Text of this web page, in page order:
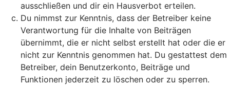
ausschließen und dir ein Hausverbot erteilen.
Du nimmst zur Kenntnis, dass der Betreiber keine
Verantwortung für die Inhalte von Beiträgen
übernimmt, die er nicht selbst erstellt hat oder die er
nicht zur Kenntnis genommen hat. Du gestattest dem
Betreiber, dein Benutzerkonto, Beiträge und
Funktionen jederzeit zu löschen oder zu sperren.